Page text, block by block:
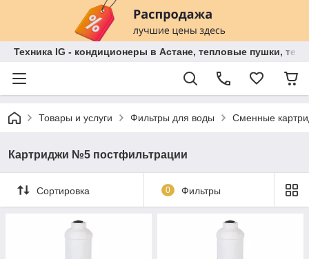
Техника IG - кондиционеры в Астане, тепловые пушки,
Товары и услуги Фильтры для воды Сменные
Картриджи №5 постфильтрации
Сортировка 0 Фильтры